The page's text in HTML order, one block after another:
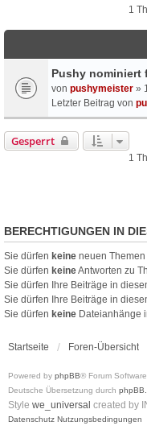
1
Pushy nominiert
von pushymeister »
Letzter Beitrag von
Gesperrt
1
BERECHTIGUNGEN IN
Sie dürfen keine neuen
Sie dürfen keineAntworten zu
Sie dürfen Ihre Beiträge in
Sie dürfen Ihre Beiträge in
Sie dürfen keine Dateianhänge
Startseite Foren-Übersicht
Powered by phpBB® Forum
Deutsche Übersetzung durch
Style we_universal created by
Datenschutz Nutzungsbedingungen